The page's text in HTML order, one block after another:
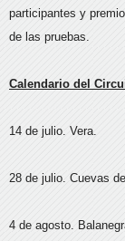
participantes y
de las pruebas.
Calendario del
14 de julio. Vera.
28 de julio. Cuevas
4 de agosto.